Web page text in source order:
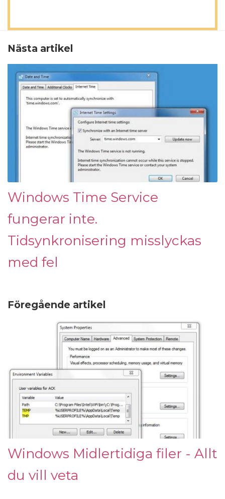
Nästa artikel
Windows Time Service
fungerar inte.
Tidsynkronisering misslyckas
med fel
Föregående artikel
Windows Midlertidiga filer - Allt
du vill veta